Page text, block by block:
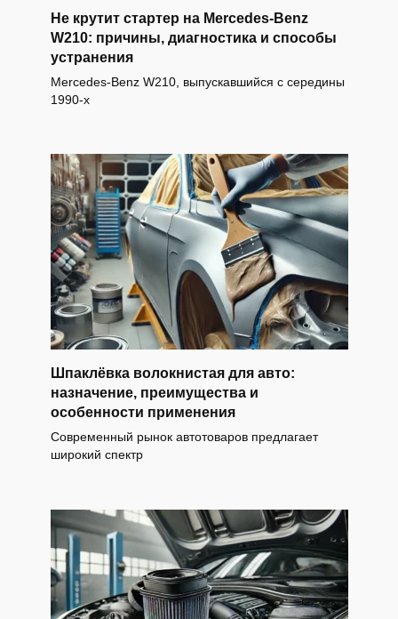
Не крутит стартер на Mercedes-Benz
W210: причины, диагностика и способы
устранения
Mercedes-Benz W210, выпускавшийся с середины
1990-х
Шпаклёвка волокнистая для авто:
назначение, преимущества и
особенности применения
Современный рынок автотоваров предлагает
широкий спектр